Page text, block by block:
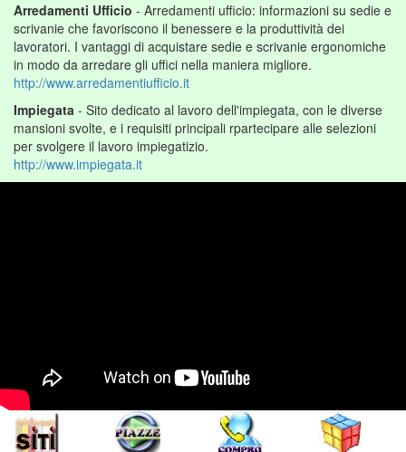
Arredamenti Ufficio - Arredamenti ufficio: informazioni su sedie e
scrivanie che favoriscono il benessere e la produttività dei
lavoratori. I vantaggi di acquistare sedie e scrivanie ergonomiche
in modo da arredare gli uffici nella maniera migliore.
http://www.arredamentiufficio.it
Impiegata - Sito dedicato al lavoro dell'impiegata, con le diverse
mansioni svolte, e i requisiti principali rpartecipare alle selezioni
per svolgere il lavoro impiegatizio.
http://www.impiegata.it